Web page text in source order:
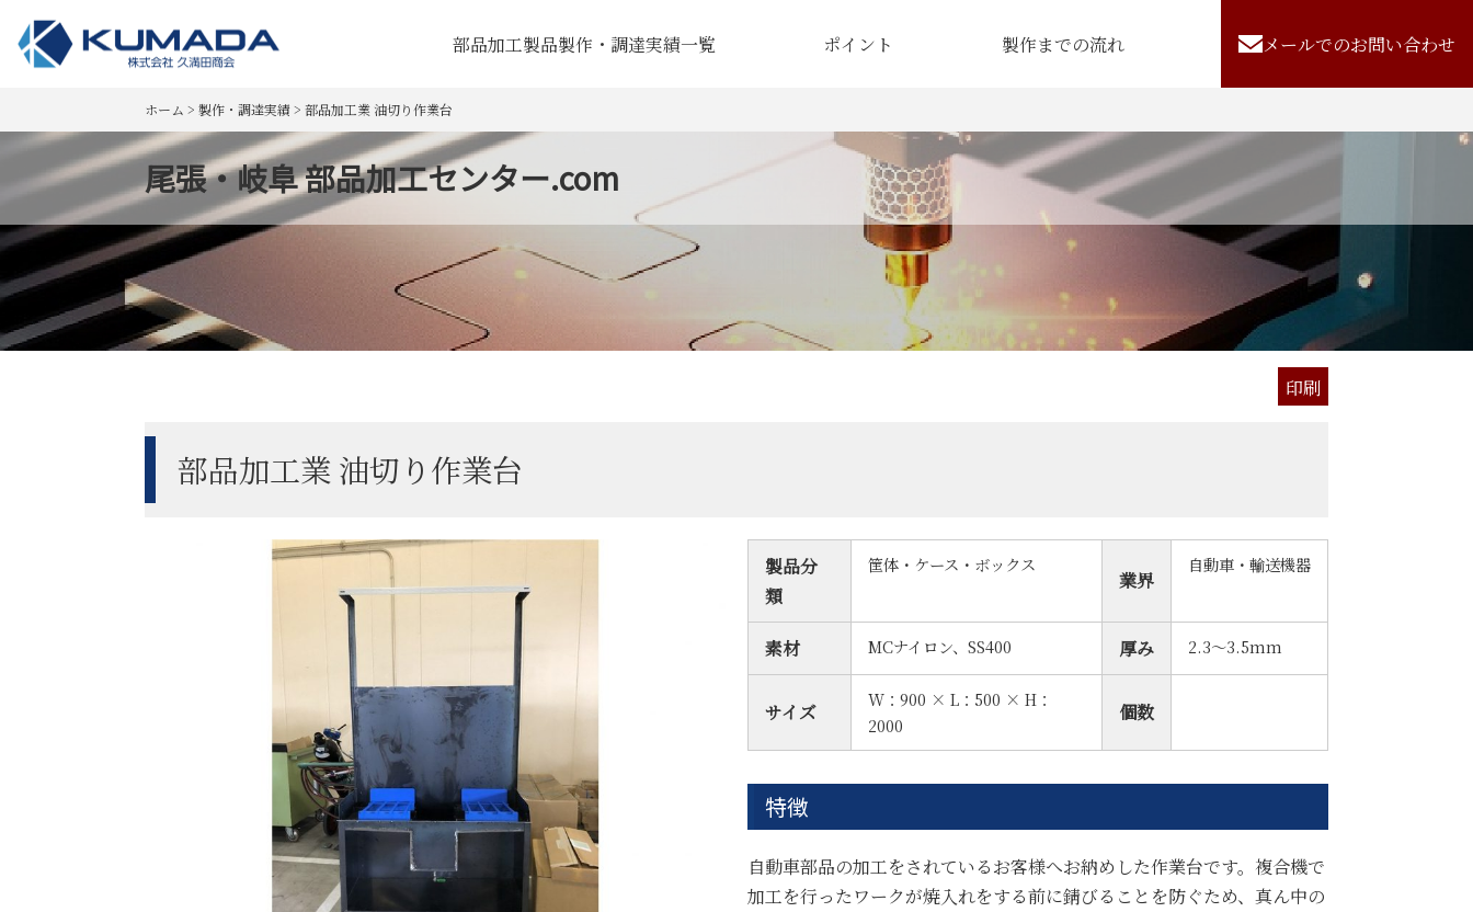
部品加工製品製作・調達実績一覧 ポイント 製作までの流れ メールでのお問い合わせ
ホーム > 製作・調達実績> 部品加工業 油切り作業台
尾張・岐阜 部品加工センター.com
印刷
部品加工業 油切り作業台
製品分
類
筐体・ケース・ボックス
業界
自動車・輸送機器
素材 MCナイロン、SS400 厚み 2.3～3.5mm
サイズ
W：900 × L：500 × H：
2000
個数
特徴
自動車部品の加工をされているお客様へお納めした作業台です。複合機で
加工を行ったワークが焼入れをする前に錆びることを防ぐため、真ん中の